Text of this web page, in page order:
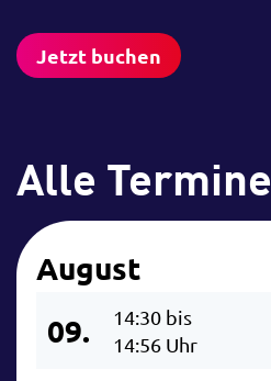
Jetzt buchen
Alle Termine
August
09.
14:30 bis
14:56 Uhr